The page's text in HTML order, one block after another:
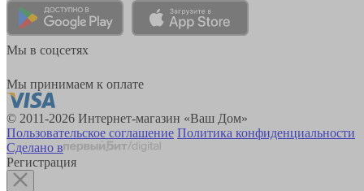
Мы в соцсетях
Мы принимаем к оплате
© 2011-2026 Интернет-магазин «Ваш Дом»
Пользовательское соглашение Политика конфиденциальности
Сделано в
Регистрация